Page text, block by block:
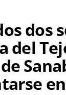
dos
del